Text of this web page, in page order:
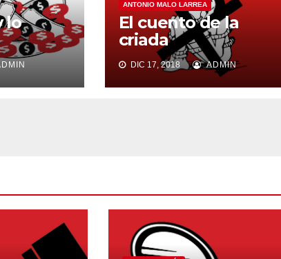
lo
ANTONIO MALO LARREA
El cuento de la
criada
DIC 17, 2018 ADMIN